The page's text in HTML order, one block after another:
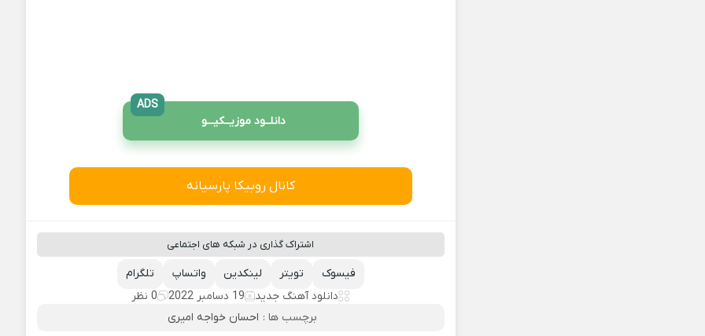
دانلــود موزیــکیـــو
ADS
کانال روبیکا پارسیانه
اشتراک گذاری در شبکه های اجتماعی
تلگرام واتساپ لینکدین تویتر
فیسوک
دانلود آهنگ جدید
19 دسامبر 2022
0 نظر
برچسب ها : احسان خواجه امیری